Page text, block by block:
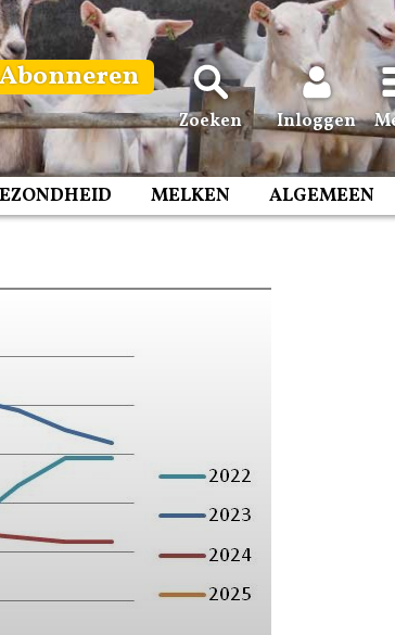
Abonneren
Zoeken Inloggen
MELKEN ALGEMEEN